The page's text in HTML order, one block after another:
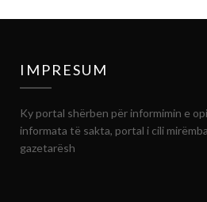
IMPRESUM
Ky portal shërben për informimin e
informata të sakta, portal i cili
gazetarësh